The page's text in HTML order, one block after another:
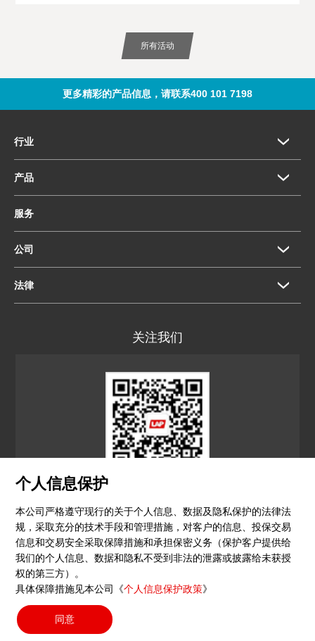
个人信息保护
本公司严格遵守现行的关于个人信息、数据及隐私保护的法律法
规，采取充分的技术手段和管理措施，对客户的信息、投保交易
信息和交易安全采取保障措施和承担保密义务（保护客户提供给
我们的个人信息、数据和隐私不受到非法的泄露或披露给未获授
权的第三方）。
具体保障措施见本公司《个人信息保护政策》
同意
所有活动
更多精彩的产品信息，请联系400 101 7198
行业
产品
服务
公司
法律
关注我们
© 2026 镭尔谱激光应用技术（上海）有限公司
隐私政策 印记沪ICP备15051604号-4 （沪）-非经营
性-2023-0290
Search